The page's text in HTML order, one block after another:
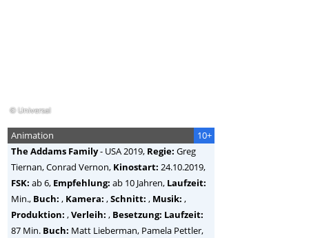
© Universal
10+
Animation
The Addams Family- USA2019, Regie: Greg
Tiernan, Conrad Vernon, Kinostart: 24.10.2019,
FSK: ab 6, Empfehlung: ab 10 Jahren, Laufzeit:
Min., Buch: , Kamera: ,Schnitt: , Musik: ,
Produktion: ,Verleih: , Besetzung: Laufzeit:
87 Min. Buch: Matt Lieberman, Pamela Pettler,